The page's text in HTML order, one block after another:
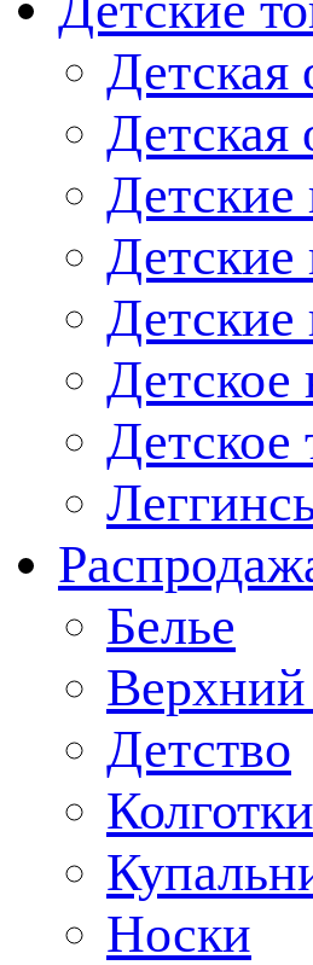
Детская
Детская
Детские
Детское
Детское
Белье
Детство
Колготки
Носки